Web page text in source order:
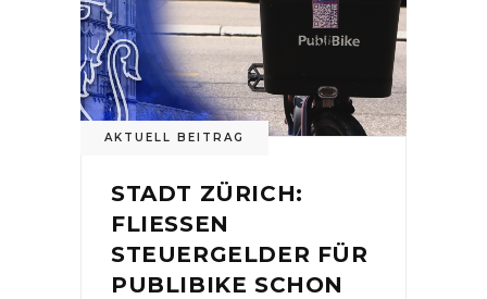
AKTUELL BEITRAG
STADT ZÜRICH:
FLIESSEN
STEUERGELDER FÜR
PUBLIBIKE SCHON